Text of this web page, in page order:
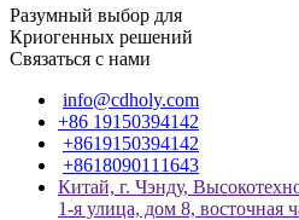
Разумный выбор для
Криогенных решений
Связаться с нами
info@cdholy.com
+86 19150394142
+8619150394142
+8618090111643
Китай, г. Чэнду,
1-я улица, дом 8, восточная